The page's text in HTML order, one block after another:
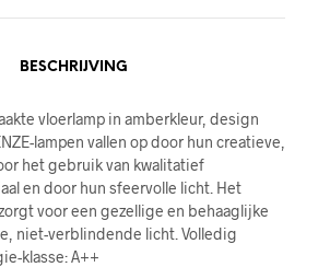
BESCHRIJVING
vloerlamp in amberkleur, design
lampen vallen op door hun creatieve,
het gebruik van kwalitatief
en door hun sfeervolle licht. Het
voor een gezellige en behaaglijke
niet-verblindende licht. Volledig
klasse: A++